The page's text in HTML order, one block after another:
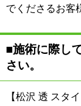
江戸川区時間
表示：